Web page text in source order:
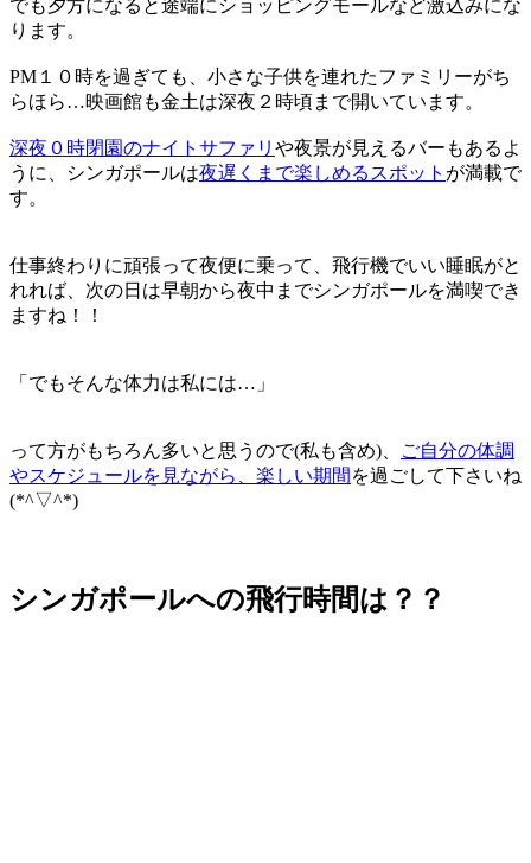
でも夕方になると途端にショッピングモールなど激込みにな
ります。
PM１０時を過ぎても、小さな子供を連れたファミリーがち
らほら…映画館も金土は深夜２時頃まで開いています。
深夜０時閉園のナイトサファリ や夜景が見えるバーもあるよ
うに、シンガポールは夜遅くまで楽しめるスポット が満載で
す。
仕事終わりに頑張って夜便に乗って、飛行機でいい睡眠がと
れれば、次の日は早朝から夜中までシンガポールを満喫でき
ますね！！
「 でもそんな体力は私には… 」
って方がもちろん多いと思うので(私も含め)、
ご自分の体調
やスケジュールを見ながら、楽しい期間 を過ごして下さいね
(*^▽^*)
シンガポールへの飛行時間は？？